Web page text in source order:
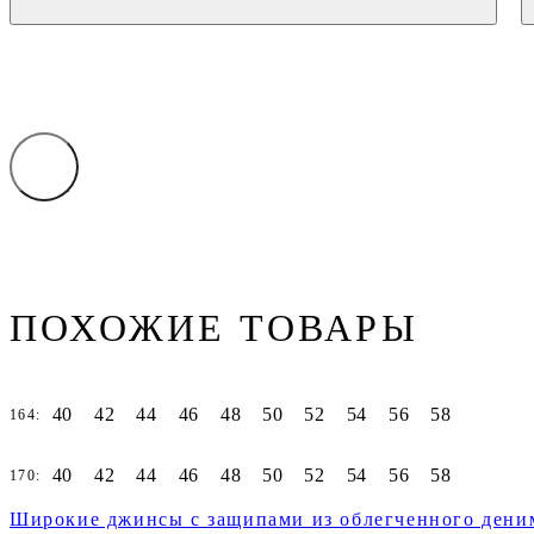
ПОХОЖИЕ ТОВАРЫ
164: 40 42 44 46 48 50 52 54 56 58
170: 40 42 44 46 48 50 52 54 56 58
Широкие джинсы с защипами из облегченного